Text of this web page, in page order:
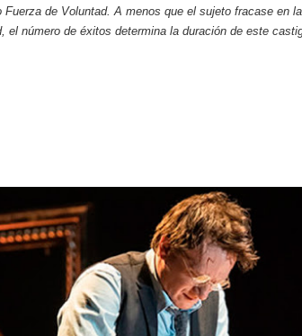
Fuerza de Voluntad. A menos que el sujeto fracase en
el número de éxitos determina la duración de este